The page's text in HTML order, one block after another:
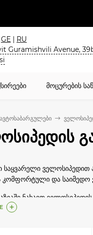
GE| RU
Guramishvili Avenue,
მოცურების
ავტოსაბარგულები
საყვარელი
კომფორტული და საიმედო
ნახავთ
სამაგრის ყიდვა არ